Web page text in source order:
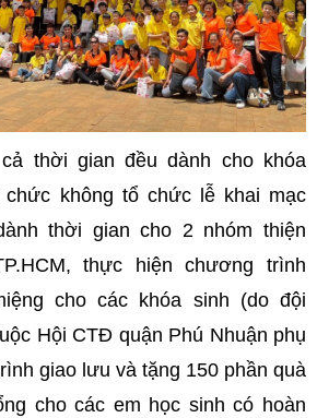
thời gian đều dành cho khóa
chức không tổ chức lễ khai mạc
thời gian cho 2 nhóm thiện
thực hiện chương trình
cho các khóa sinh (do đội
Hội CTĐ quận Phú Nhuận phụ
giao lưu và tặng 150 phần quà
cho các em học sinh có hoàn